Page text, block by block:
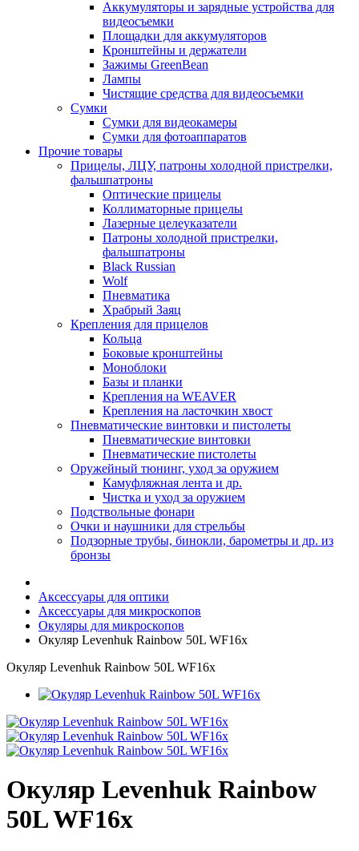
Аккумуляторы и зарядные устройства для
видеосъемки
Площадки для аккумуляторов
Кронштейны и держатели
Зажимы GreenBean
Лампы
Чистящие средства для видеосъемки
Сумки
Сумки для видеокамеры
Сумки для фотоаппаратов
Прочие товары
Прицелы, ЛЦУ, патроны холодной пристрелки,
фальшпатроны
Оптические прицелы
Коллиматорные прицелы
Лазерные целеуказатели
Патроны холодной пристрелки,
фальшпатроны
Black Russian
Wolf
Пневматика
Храбрый Заяц
Крепления для прицелов
Кольца
Боковые кронштейны
Моноблоки
Базы и планки
Крепления на WEAVER
Крепления на ласточкин хвост
Пневматические винтовки и пистолеты
Пневматические винтовки
Пневматические пистолеты
Оружейный тюнинг, уход за оружием
Камуфляжная лента и др.
Чистка и уход за оружием
Подствольные фонари
Очки и наушники для стрельбы
Подзорные трубы, бинокли, барометры и др. из
бронзы
Аксессуары для оптики
Аксессуары для микроскопов
Окуляры для микроскопов
Окуляр Levenhuk Rainbow 50L WF16x
Окуляр Levenhuk Rainbow 50L WF16x
Окуляр Levenhuk Rainbow
50L WF16x